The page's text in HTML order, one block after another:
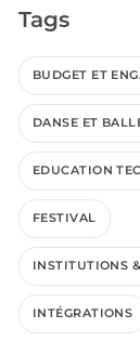
Tags
BUDGET ET
DANSE ET
EDUCATION
FESTIVAL
INSTITUTIONS
INTÉGRATIONS